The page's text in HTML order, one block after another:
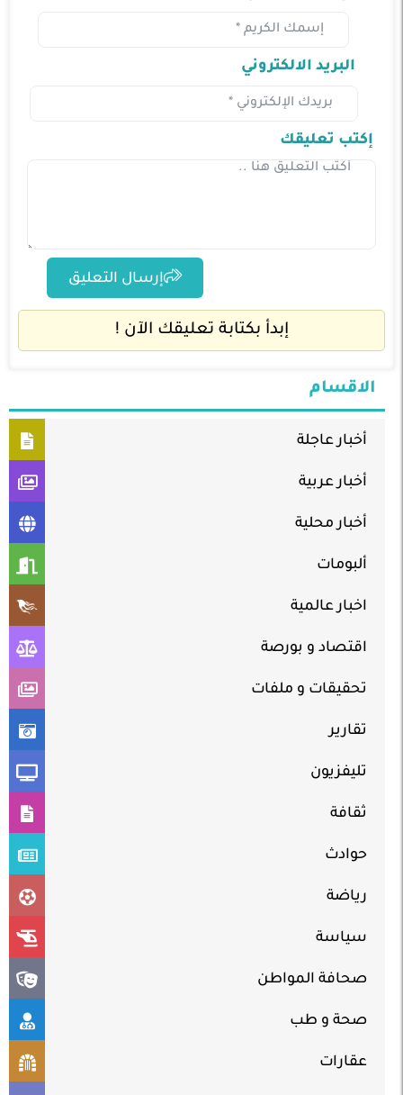
البريد الالكتروني
إكتب تعليقك
إرسال التعليق
إبدأ بكتابة تعليقك الآن !
الاقسام
أخبار عاجلة
أخبار عربية
أخبار محلية
ألبومات
اخبار عالمية
اقتصاد و بورصة
تحقيقات و ملفات
تقارير
تليفزيون
ثقافة
حوادث
رياضة
سياسة
صحافة المواطن
صحة و طب
عقارات